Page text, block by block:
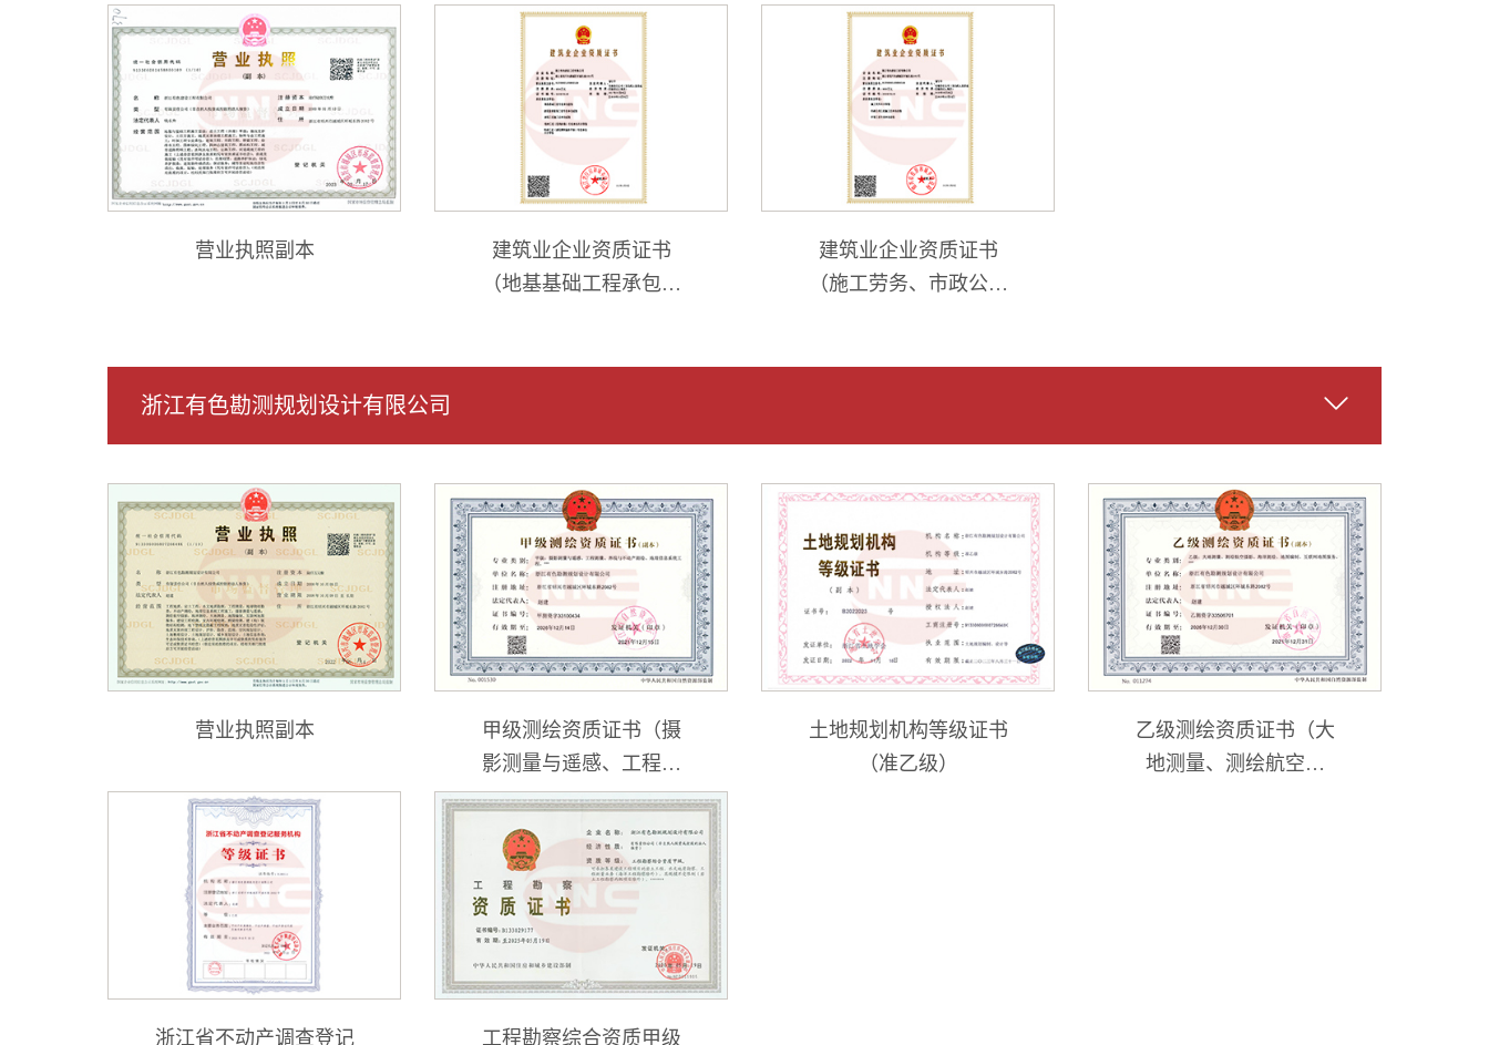
营业执照副本
建筑业企业资质证书
（地基基础工程承包专
强）专业承包、特种工
程（建筑物纠偏和平
移）专业承包）
建筑业企业资质证书
（施工劳务、市政公用
浙江有色勘测规划设计有限公司
营业执照副本
甲级测绘资质证书（摄
影测量与遥感、工程测
量、界限与不动产测
绘、地理信息系统工
程）
土地规划机构等级证书
（准乙级）
乙级测绘资质证书（大
地测量、测绘航空摄
浙江省不动产调查登记 工程勘察综合资质甲级